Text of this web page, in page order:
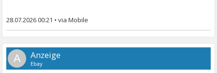
28.07.2026 00:21 •
A